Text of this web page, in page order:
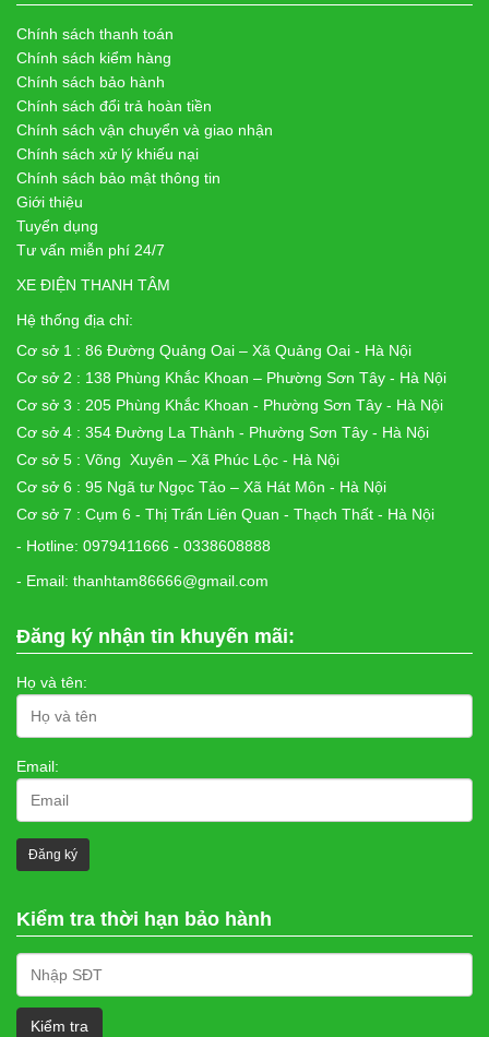
Chính sách thanh toán
Chính sách kiểm hàng
Chính sách bảo hành
Chính sách đổi trả hoàn tiền
Chính sách vận chuyển và giao nhận
Chính sách xử lý khiếu nại
Chính sách bảo mật thông tin
Giới thiệu
Tuyển dụng
Tư vấn miễn phí 24/7
XE ĐIỆN THANH TÂM
Hệ thống địa chỉ:
Cơ sở 1 : 86 Đường Quảng Oai – Xã Quảng Oai - Hà Nội
Cơ sở 2 : 138 Phùng Khắc Khoan – Phường Sơn Tây - Hà Nội
Cơ sở 3 : 205 Phùng Khắc Khoan - Phường Sơn Tây - Hà Nội
Cơ sở 4 : 354 Đường La Thành - Phường Sơn Tây - Hà Nội
Cơ sở 5 : Võng Xuyên – Xã Phúc Lộc - Hà Nội
Cơ sở 6 : 95 Ngã tư Ngọc Tảo – Xã Hát Môn - Hà Nội
Cơ sở 7 : Cụm 6 - Thị Trấn Liên Quan - Thạch Thất - Hà Nội
- Hotline: 0979411666 - 0338608888
- Email: thanhtam86666@gmail.com
Đăng ký nhận tin khuyến mãi:
Họ và tên:
Email:
Kiểm tra thời hạn bảo hành